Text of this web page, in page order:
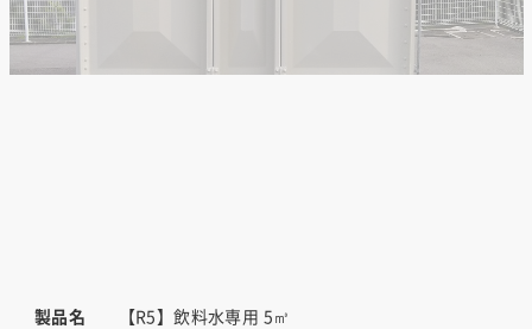
製品名 【R5】飲料水専用 5㎥